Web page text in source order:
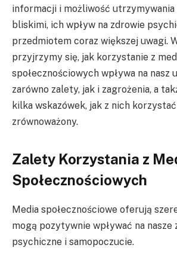
informacji i możliwość
bliskimi, ich wpływ na zdrowie
przedmiotem coraz większej uwagi.
przyjrzymy się, jak korzystanie z
społecznościowych wpływa na nasz
zarówno zalety, jak i zagrożenia, a
kilka wskazówek, jak z nich
zrównoważony.
Zalety Korzystania z
Społecznościowych
Media społecznościowe oferują
mogą pozytywnie wpływać na nasze
psychiczne i samopoczucie.